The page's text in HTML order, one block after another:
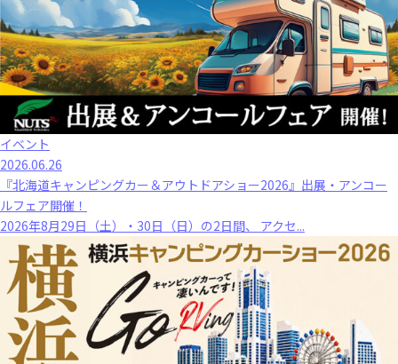
イベント
2026.06.26
『北海道キャンピングカー＆アウトドアショー2026』出展・アンコー
ルフェア開催！
2026年8月29日（土）・30日（日）の2日間、 アクセ...